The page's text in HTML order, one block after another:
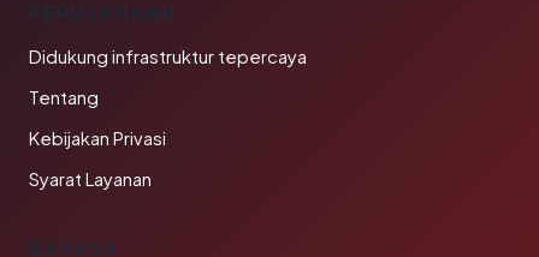
PERUSAHAAN
Didukung infrastruktur tepercaya
Tentang
Kebijakan Privasi
Syarat Layanan
BAHASA